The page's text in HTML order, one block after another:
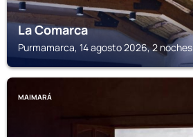
La Comarca
Purmamarca, 14 agosto 2026, 2 noches
MAIMARÁ